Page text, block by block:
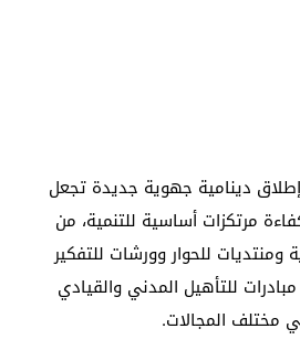
دينامية جهوية جديدة تجعل
مرتكزات أساسية للتنمية، من
ومنتديات للحوار وورشات للتفكير
للتأهيل المدني والقيادي
مختلف المجالات.